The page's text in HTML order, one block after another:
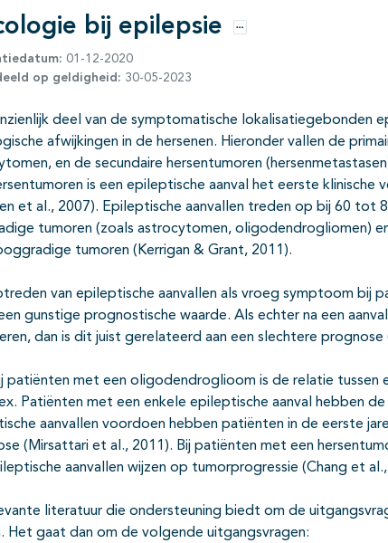
deze richtlijn
open- en dichtklappen
bij epilepsie Opties
01-12-2020
op geldigheid: 30-05-2023
deel van de symptomatische lokalisatiegebonden
afwijkingen in de hersenen. Hieronder vallen de
en de secundaire hersentumoren
is een epileptische aanval het eerste klinische
et al., 2007). Epileptische aanvallen treden op bij 60 tot
tumoren (zoals astrocytomen, oligodendrogliomen)
tumoren (Kerrigan & Grant, 2011).
van epileptische aanvallen als vroeg symptoom bij
gunstige prognostische waarde. Als echter na een
dan is dit juist gerelateerd aan een slechtere
patiënten met een oligodendroglioom is de relatie tussen
Patiënten met een enkele epileptische aanval hebben
aanvallen voordoen hebben patiënten in de eerste
(Mirsattari et al., 2011). Bij patiënten met een
aanvallen wijzen op tumorprogressie (Chang et
literatuur die ondersteuning biedt om de
Het gaat dan om de volgende uitgangsvragen: